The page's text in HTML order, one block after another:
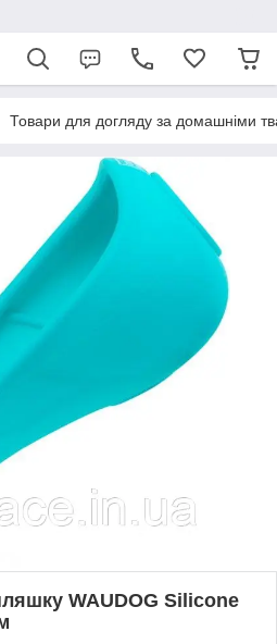
Товари для догляду за домашніми
WAUDOG Silicone